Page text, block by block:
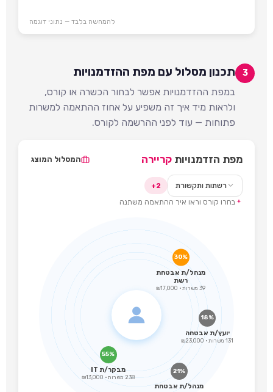
להמחשה בלבד — נתוני דוגמה
3 תכנון מסלול עם מפת ההזדמנויות
במפת ההזדמנויות אפשר לבחור הכשרה או קורס,
ולראות מיד איך זה משפיע על אחוז ההתאמה למשרות
פתוחות — עוד לפני ההרשמה לקורס.
מפת הזדמנויות קריירה המסלול המוצג
רשתות ותקשורת
2+
בחרו קורס וראו איך ההתאמה משתנה
55%
מבקר/ת IT
238 משרות · ₪13,000
30%
מנהל/ת אבטחת
רשת
39 משרות · ₪17,000
18%
יועץ/ת אבטחה
131 משרות · ₪23,000
21%
מנהל/ת אבטחת